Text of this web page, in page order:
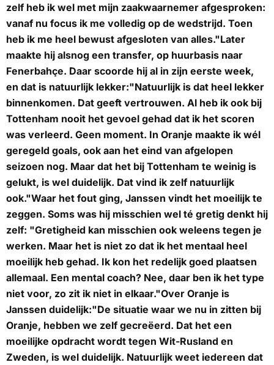
zelf heb ik wel met mijn zaakwaarnemer afgesproken:
vanaf nu focus ik me volledig op de wedstrijd. Toen
heb ik me heel bewust afgesloten van alles."Later
maakte hij alsnog een transfer, op huurbasis naar
Fenerbahçe. Daar scoorde hij al in zijn eerste week,
en dat is natuurlijk lekker:"Natuurlijk is dat heel lekker
binnenkomen. Dat geeft vertrouwen. Al heb ik ook bij
Tottenham nooit het gevoel gehad dat ik het scoren
was verleerd. Geen moment. In Oranje maakte ik wél
geregeld goals, ook aan het eind van afgelopen
seizoen nog. Maar dat het bij Tottenham te weinig is
gelukt, is wel duidelijk. Dat vind ik zelf natuurlijk
ook."Waar het fout ging, Janssen vindt het moeilijk te
zeggen. Soms was hij misschien wel té gretig denkt hij
zelf: "Gretigheid kan misschien ook weleens tegen je
werken. Maar het is niet zo dat ik het mentaal heel
moeilijk heb gehad. Ik kon het redelijk goed plaatsen
allemaal. Een mental coach? Nee, daar ben ik het type
niet voor, zo zit ik niet in elkaar."Over Oranje is
Janssen duidelijk:"De situatie waar we nu in zitten bij
Oranje, hebben we zelf gecreëerd. Dat het een
moeilijke opdracht wordt tegen Wit-Rusland en
Zweden, is wel duidelijk. Natuurlijk weet iedereen dat